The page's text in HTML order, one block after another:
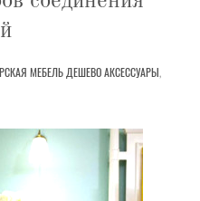
МЕБЕЛЬ ДЕШЕВОАКСЕССУАРЫ,